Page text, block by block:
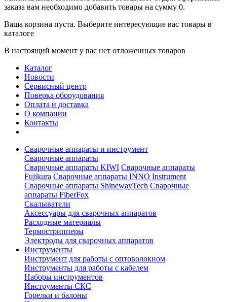
заказа вам необходимо добавить товары на сумму 0.
Ваша корзина пуста. Выберите интересующие вас товары в
каталоге
В настоящий момент у вас нет отложенных товаров
Каталог
Новости
Сервисный центр
Поверка оборудования
Оплата и доставка
О компании
Контакты
Сварочные аппараты и инструмент
Сварочные аппараты
Сварочные аппараты KIWI Сварочные аппараты
Fujikura Сварочные аппараты INNO Instrument
Сварочные аппараты ShinewayTech Cварочные
аппараты FiberFox
Скалыватели
Аксессуары для сварочных аппаратов
Расходные материалы
Термострипперы
Электроды для сварочных аппаратов
Инструменты
Инструмент для работы с оптоволокном
Инструменты для работы с кабелем
Наборы инструментов
Инструменты СКС
Горелки и балоны